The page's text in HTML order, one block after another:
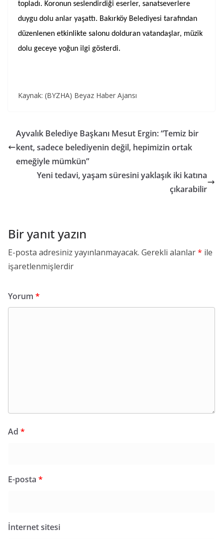
topladı. Koronun seslendirdiği eserler, sanatseverlere
duygu dolu anlar yaşattı. Bakırköy Belediyesi tarafından
düzenlenen etkinlikte salonu dolduran vatandaşlar, müzik
dolu geceye yoğun ilgi gösterdi.
Kaynak: (BYZHA) Beyaz Haber Ajansı
Ayvalık Belediye Başkanı Mesut Ergin: “Temiz bir
kent, sadece belediyenin değil, hepimizin ortak
emeğiyle mümkün”
Yeni tedavi, yaşam süresini yaklaşık iki katına
çıkarabilir
Bir yanıt yazın
E-posta adresiniz yayınlanmayacak. Gerekli alanlar* ile
işaretlenmişlerdir
Yorum *
Ad *
E-posta *
İnternet sitesi